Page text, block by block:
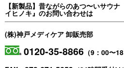
【新製品】昔ながらのあつ〜いサウ
イヒノキ』のお問い合わせは
(株)神戸メディケア 卸販売部
0120-35-8866 （9：00〜